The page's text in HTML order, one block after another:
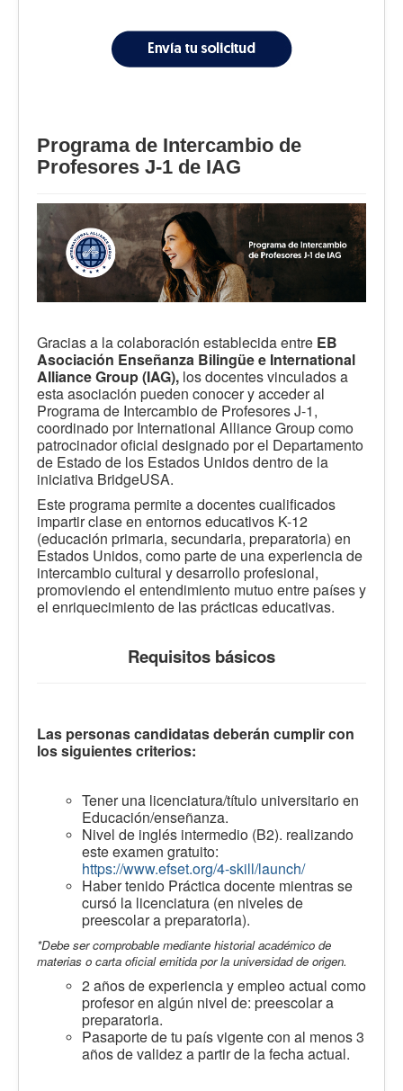
Programa de Intercambio de
Profesores J-1 de IAG
Gracias a la colaboración establecida entre EB
Asociación Enseñanza Bilingüe e International
Alliance Group (IAG), los docentes vinculados a
esta asociación pueden conocer y acceder al
Programa de Intercambio de Profesores J-1,
coordinado por International Alliance Group como
patrocinador oficial designado por el Departamento
de Estado de los Estados Unidos dentro de la
iniciativa BridgeUSA.
Este programa permite a docentes cualificados
impartir clase en entornos educativos K-12
(educación primaria, secundaria, preparatoria) en
Estados Unidos, como parte de una experiencia de
intercambio cultural y desarrollo profesional,
promoviendo el entendimiento mutuo entre países y
el enriquecimiento de las prácticas educativas.
Requisitos básicos
Las personas candidatas deberán cumplir con
los siguientes criterios:
Tener una licenciatura/título universitario en
Educación/enseñanza.
Nivel de inglés intermedio (B2). realizando
este examen gratuito:
https://www.efset.org/4-skill/launch/
Haber tenido Práctica docente mientras se
cursó la licenciatura (en niveles de
preescolar a preparatoria).
*Debe ser comprobable mediante historial académico de
materias o carta oficial emitida por la universidad de origen.
2 años de experiencia y empleo actual como
profesor en algún nivel de: preescolar a
preparatoria.
Pasaporte de tu país vigente con al menos 3
años de validez a partir de la fecha actual.